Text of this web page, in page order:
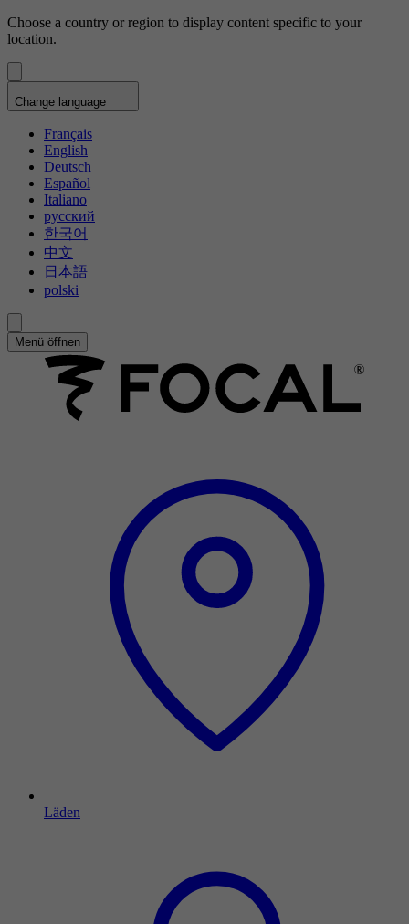
Choose a country or region to display content specific to your
location.
Change language
Français
English
Deutsch
Español
Italiano
русский
한국어
中文
日本語
polski
Menü öffnen
Läden